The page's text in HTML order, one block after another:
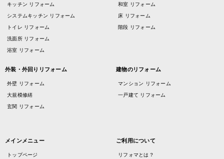
キッチン リフォーム
システムキッチン リフォーム
トイレ リフォーム
洗面所 リフォーム
浴室 リフォーム
和室 リフォーム
床 リフォーム
階段 リフォーム
外装・外回りリフォーム
外壁 リフォーム
大規模修繕
玄関 リフォーム
建物のリフォーム
マンション リフォーム
一戸建て リフォーム
メインメニュー
トップページ
ご利用について
リフォマとは？